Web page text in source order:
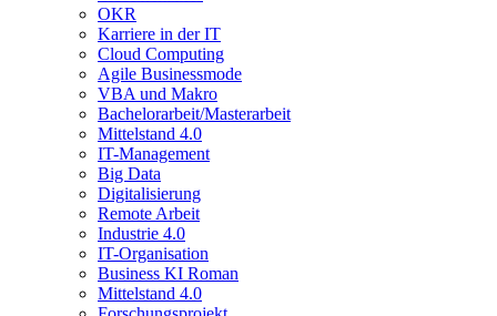
OKR
Karriere in der IT
Cloud Computing
Agile Businessmode
VBA und Makro
Bachelorarbeit/Masterarbeit
Mittelstand 4.0
IT-Management
Big Data
Digitalisierung
Remote Arbeit
Industrie 4.0
IT-Organisation
Business KI Roman
Mittelstand 4.0